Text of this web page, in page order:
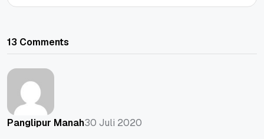
13 Comments
Panglipur Manah30 Juli 2020